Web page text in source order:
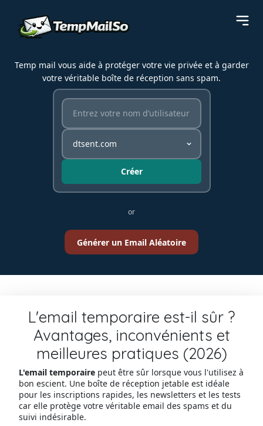
Temp mail vous aide à protéger votre vie privée et à garder
votre véritable boîte de réception sans spam.
Créer
or
Générer un Email Aléatoire
L'email temporaire est-il sûr ?
Avantages, inconvénients et
meilleures pratiques (2026)
L'email temporairepeut être sûr lorsque vous l'utilisez à
bon escient. Une boîte de réception jetable est idéale
pour les inscriptions rapides, les newsletters et les tests
car elle protège votre véritable email des spams et du
suivi indésirable.